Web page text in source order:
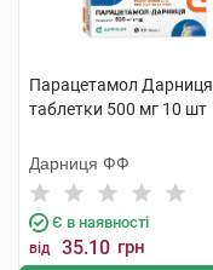
Парацетамол Дарниця
таблетки 500 мг 10 шт
Дарниця ФФ
Є в наявності
від 35.10 грн